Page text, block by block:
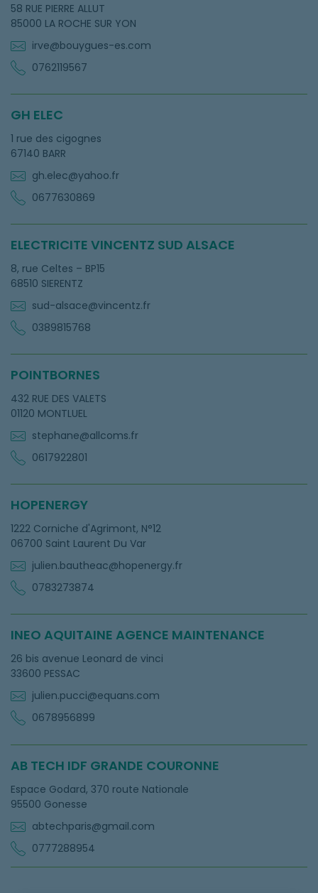
58 RUE PIERRE ALLUT
85000 LA ROCHE SUR YON
irve@bouygues-es.com
0762119567
GH ELEC
1 rue des cigognes
67140 BARR
gh.elec@yahoo.fr
0677630869
ELECTRICITE VINCENTZ SUD ALSACE
8, rue Celtes – BP15
68510 SIERENTZ
sud-alsace@vincentz.fr
0389815768
POINTBORNES
432 RUE DES VALETS
01120 MONTLUEL
stephane@allcoms.fr
0617922801
HOPENERGY
1222 Corniche d'Agrimont, N°12
06700 Saint Laurent Du Var
julien.bautheac@hopenergy.fr
0783273874
INEO AQUITAINE AGENCE MAINTENANCE
26 bis avenue Leonard de vinci
33600 PESSAC
julien.pucci@equans.com
0678956899
AB TECH IDF GRANDE COURONNE
Espace Godard, 370 route Nationale
95500 Gonesse
abtechparis@gmail.com
0777288954